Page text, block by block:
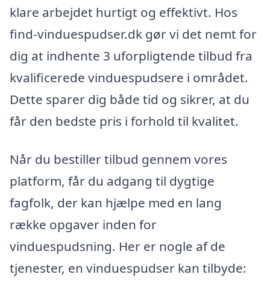
klare arbejdet hurtigt og effektivt. Hos
find-vinduespudser.dk gør vi det nemt for
dig at indhente 3 uforpligtende tilbud fra
kvalificerede vinduespudsere i området.
Dette sparer dig både tid og sikrer, at du
får den bedste pris i forhold til kvalitet.
Når du bestiller tilbud gennem vores
platform, får du adgang til dygtige
fagfolk, der kan hjælpe med en lang
række opgaver inden for
vinduespudsning. Her er nogle af de
tjenester, en vinduespudser kan tilbyde: